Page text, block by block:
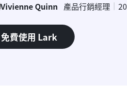
Vivienne Quinn 產品行銷經理
免費使用 Lark